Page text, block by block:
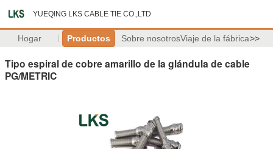
YUEQING LKS CABLE TIE CO.,LTD
Hogar Productos Sobre nosotrosViaje de la fábrica>>
Tipo espiral de cobre amarillo de la glándula de cable
PG/METRIC